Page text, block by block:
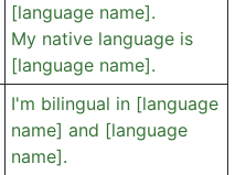
[language name].
My native language is
[language name].
I'm bilingual in [language
name] and [language
name].